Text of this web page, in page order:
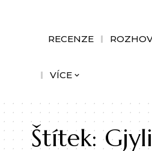
RECENZE
VÍCE
Štítek: